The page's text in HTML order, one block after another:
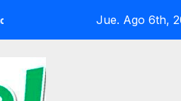
a la Feria del Pasaporte
Jue. Ago 6th,